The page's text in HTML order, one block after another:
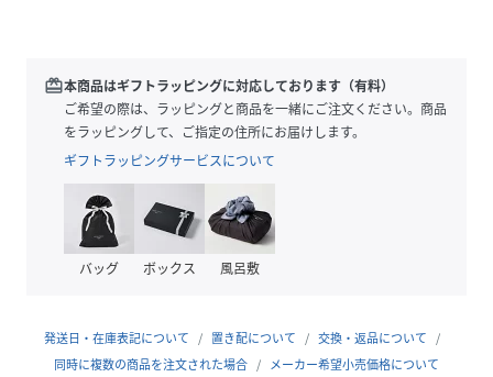
サイズ S、M
クリーニング
洗濯ネットにいれてデリケートモードでお洗濯
することをお勧めします。
洗濯には冷水をご使用ください。
形を平らにして干してください。
ドライクリーニングはしないでください。
乾燥機は低温にてご使用ください。
漂白剤、アイロンのご使用はお控えください。
redeem本商品はギフトラッピングに対応しております（有料）
ご希望の際は、ラッピングと商品を一緒にご注文ください。商品
をラッピングして、ご指定の住所にお届けします。
ギフトラッピングサービスについて
バッグ ボックス 風呂敷
発送日・在庫表記について 置き配について
交換・返品について
同時に複数の商品を注文された場合
メーカー希望小売価格について